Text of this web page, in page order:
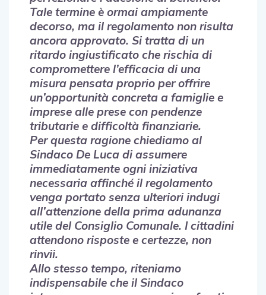
Tale termine è ormai ampiamente
decorso, ma il regolamento non risulta
ancora approvato. Si tratta di un
ritardo ingiustificato che rischia di
compromettere l’efficacia di una
misura pensata proprio per offrire
un’opportunità concreta a famiglie e
imprese alle prese con pendenze
tributarie e difficoltà finanziarie.
Per questa ragione chiediamo al
Sindaco De Luca di assumere
immediatamente ogni iniziativa
necessaria affinché il regolamento
venga portato senza ulteriori indugi
all’attenzione della prima adunanza
utile del Consiglio Comunale. I cittadini
attendono risposte e certezze, non
rinvii.
Allo stesso tempo, riteniamo
indispensabile che il Sindaco